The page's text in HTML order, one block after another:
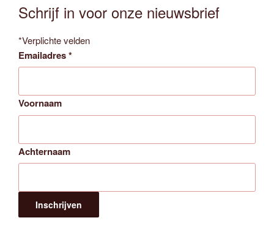
Schrijf in voor onze nieuwsbrief
*Verplichte velden
Emailadres*
Voornaam
Achternaam